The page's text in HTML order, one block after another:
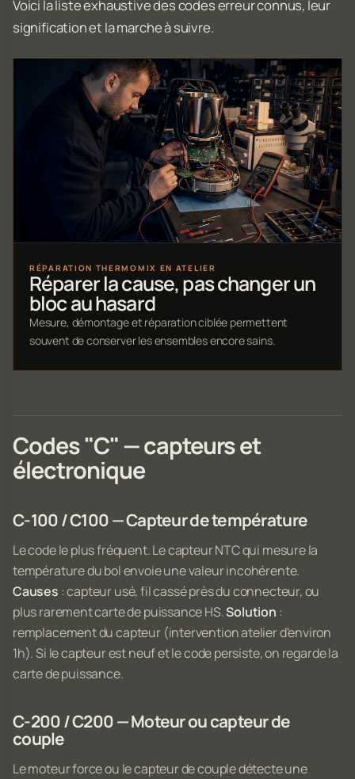
Voici la liste exhaustive des codes erreur connus, leur
signification et la marche à suivre.
RÉPARATION THERMOMIX EN ATELIER
Réparer la cause, pas changer un
bloc au hasard
Mesure, démontage et réparation ciblée permettent
souvent de conserver les ensembles encore sains.
Codes "C" — capteurs et
électronique
C-100 / C100 — Capteur de température
Le code le plus fréquent. Le capteur NTC qui mesure la
température du bol envoie une valeur incohérente.
Causes : capteur usé, fil cassé près du connecteur, ou
plus rarement carte de puissance HS.Solution :
remplacement du capteur (intervention atelier d'environ
1h). Si le capteur est neuf et le code persiste, on regarde la
carte de puissance.
C-200 / C200 — Moteur ou capteur de
couple
Le moteur force ou le capteur de couple détecte une